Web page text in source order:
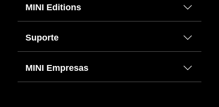
MINI Editions
Suporte
MINI Empresas